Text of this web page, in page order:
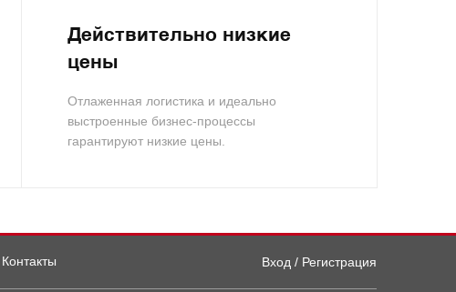
Действительно низкие
цены
Отлаженная логистика и идеально
выстроенные бизнес-процессы
гарантируют низкие цены.
Контакты Вход / Регистрация